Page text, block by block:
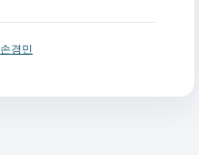
손경민